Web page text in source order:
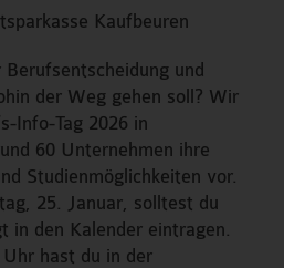
Kaufbeuren
und
der Weg gehen soll? Wir
Info-Tag 2026 in
60 Unternehmen ihre
Studienmöglichkeiten vor.
25. Januar, solltest du
in den Kalender eintragen.
hast du in der